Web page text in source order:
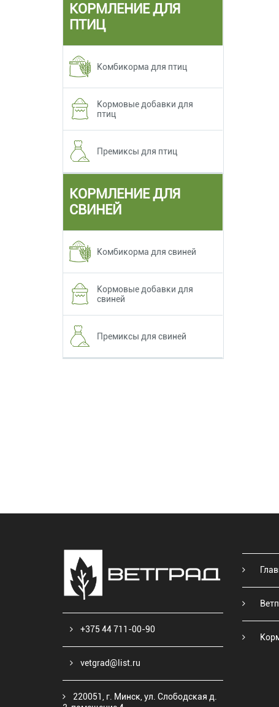
КОРМЛЕНИЕ ДЛЯ
ПТИЦ
Комбикорма для птиц
Кормовые добавки для
птиц
Премиксы для птиц
КОРМЛЕНИЕ ДЛЯ
СВИНЕЙ
Комбикорма для свиней
Кормовые добавки для
свиней
Премиксы для свиней
+375 44 711-00-90
vetgrad@list.ru
220051, г. Минск, ул. Слободская д.